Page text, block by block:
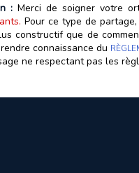
:Merci de soigner votre
Pour ce type de
constructif que de
connaissance du
ne respectant pas les